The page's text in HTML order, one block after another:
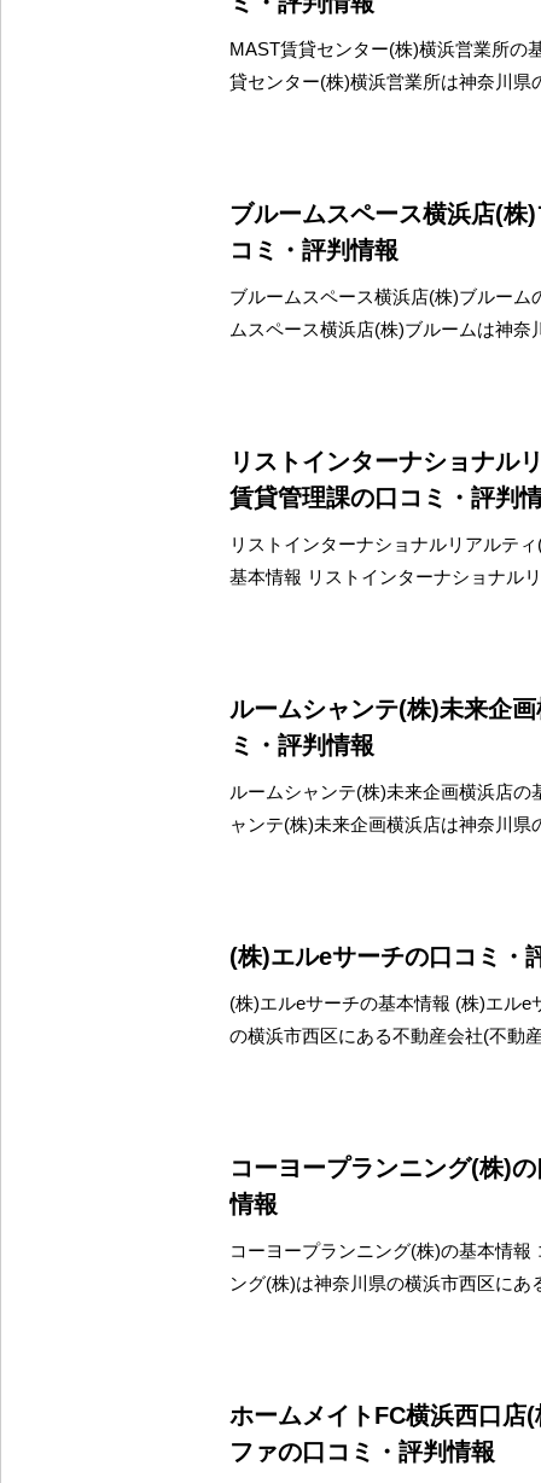
MAST賃貸センター(株)横浜営業所の
貸センター(株)横浜営業所は神奈川県
ブルームスペース横浜店(株
コミ・評判情報
ブルームスペース横浜店(株)ブルーム
ムスペース横浜店(株)ブルームは神奈
リストインターナショナル
賃貸管理課の口コミ・評判
リストインターナショナルリアルテ
基本情報 リストインターナショナル
ルームシャンテ(株)未来企
ミ・評判情報
ルームシャンテ(株)未来企画横浜店の
ャンテ(株)未来企画横浜店は神奈川県
(株)エルeサーチの口コミ・
(株)エルeサーチの基本情報 (株)エルe
の横浜市西区にある不動産会社(不動
コーヨープランニング(株)
情報
コーヨープランニング(株)の基本情報
ング(株)は神奈川県の横浜市西区にあ
ホームメイトFC横浜西口店
ファの口コミ・評判情報